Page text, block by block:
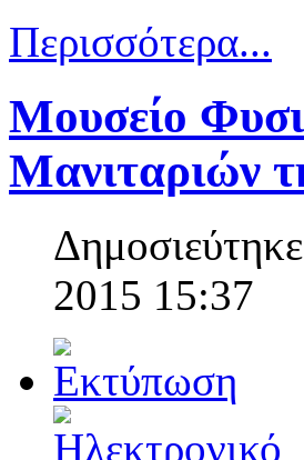
Περισσότερα...
Μουσείο
Μανιταριών
2015 15:37